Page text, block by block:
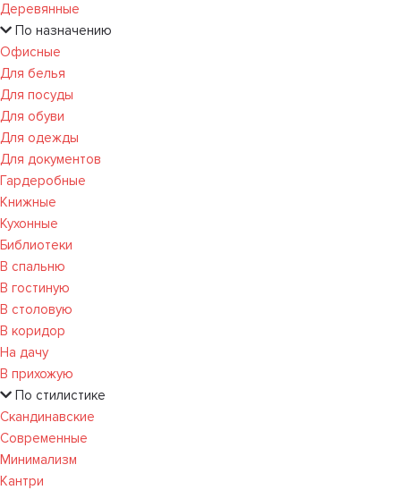
Деревянные
По назначению
Офисные
Для белья
Для посуды
Для обуви
Для одежды
Для документов
Гардеробные
Книжные
Кухонные
Библиотеки
В спальню
В гостиную
В столовую
В коридор
На дачу
В прихожую
По стилистике
Скандинавские
Современные
Минимализм
Кантри